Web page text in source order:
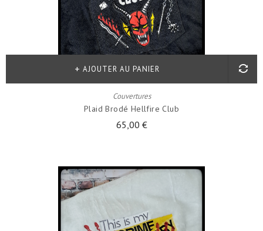
Couvertures
Plaid Brodé Hellfire Club
65,00 €
AJOUTER AU PANIER